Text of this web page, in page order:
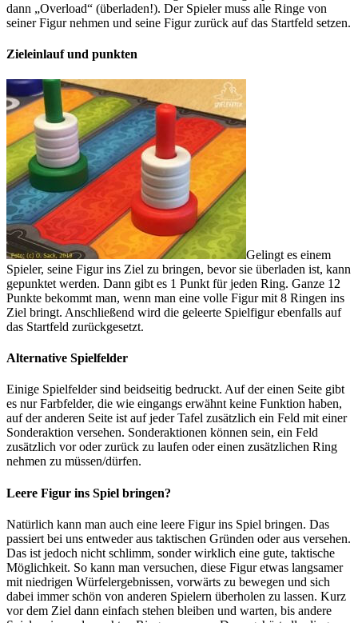
dann „Overload“ (überladen!). Der Spieler muss alle Ringe von
seiner Figur nehmen und seine Figur zurück auf das Startfeld setzen.
Zieleinlauf und punkten
Gelingt es einem
Spieler, seine Figur ins Ziel zu bringen, bevor sie überladen ist, kann
gepunktet werden. Dann gibt es 1 Punkt für jeden Ring. Ganze 12
Punkte bekommt man, wenn man eine volle Figur mit 8 Ringen ins
Ziel bringt. Anschließend wird die geleerte Spielfigur ebenfalls auf
das Startfeld zurückgesetzt.
Alternative Spielfelder
Einige Spielfelder sind beidseitig bedruckt. Auf der einen Seite gibt
es nur Farbfelder, die wie eingangs erwähnt keine Funktion haben,
auf der anderen Seite ist auf jeder Tafel zusätzlich ein Feld mit einer
Sonderaktion versehen. Sonderaktionen können sein, ein Feld
zusätzlich vor oder zurück zu laufen oder einen zusätzlichen Ring
nehmen zu müssen/dürfen.
Leere Figur ins Spiel bringen?
Natürlich kann man auch eine leere Figur ins Spiel bringen. Das
passiert bei uns entweder aus taktischen Gründen oder aus versehen.
Das ist jedoch nicht schlimm, sonder wirklich eine gute, taktische
Möglichkeit. So kann man versuchen, diese Figur etwas langsamer
mit niedrigen Würfelergebnissen, vorwärts zu bewegen und sich
dabei immer schön von anderen Spielern überholen zu lassen. Kurz
vor dem Ziel dann einfach stehen bleiben und warten, bis andere